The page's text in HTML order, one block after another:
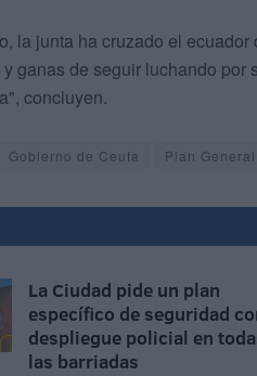
la junta ha cruzado el
ganas de seguir luchando
concluyen.
Gobierno de Ceuta Plan
La Ciudad pide un plan
específico de seguridad
despliegue policial en
las barriadas